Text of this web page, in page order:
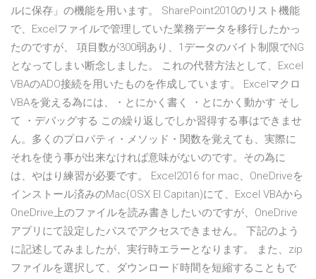
ルに保存」の機能を用います。 SharePoint2010のリスト機能
で、Excelファイルで管理していた業務データを移行したかっ
たのですが、 項目数が300弱あり、1データのバイト制限でNG
となってしまい断念しました。 これの代替方法として、Excel
VBAのADO接続を用いたものを作成しています。 Excelマクロ
VBAを覚える為には、・とにかく書く ・とにかく動かす そし
て ・デバッグする この繰り返しでしか習得する事はできませ
ん。多くのプロパティ・メソッド・関数を覚えても、実際に
それを使う事が出来なければ意味がないのです。その為に
は、やはり練習が必要です。 Excel2016 for mac、OneDriveを
インストール済みのMac(OSX EI Capitan)にて、Excel VBAから
OneDrive上のファイルを読み書きしたいのですが、OneDrive
アプリにて設定したパスでアクセスできません。 下記のよう
に記述してみましたが、実行時エラーとなります。 また、zip
ファイルを選択して、ダウンロード時間を短縮することもで